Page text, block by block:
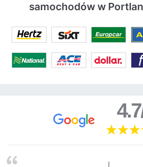
samochodów w